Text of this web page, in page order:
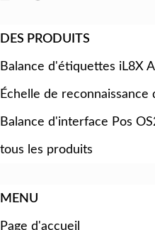
DES PRODUITS
Balance d'étiquettes iL8X
Échelle de reconnaissance
Balance d'interface Pos
tous les produits
MENU
Page d'accueil